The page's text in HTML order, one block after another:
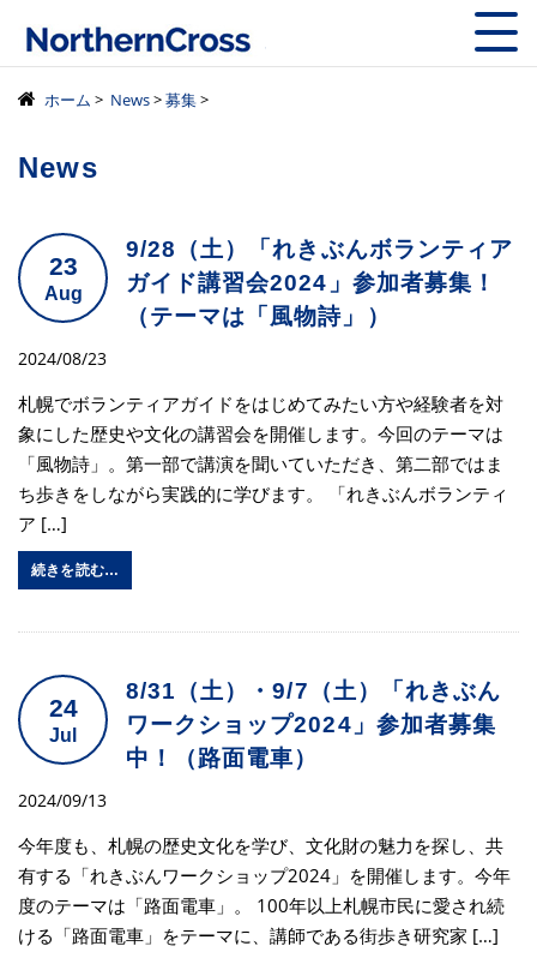
株式会社ノーザン
ホーム > News>募集>
News
23
Aug
9/28（土）「れきぶんボランティア
ガイド講習会2024」参加者募集！
（テーマは「風物詩」）
2024/08/23
札幌でボランティアガイドをはじめてみたい方や経験者を対
象にした歴史や文化の講習会を開催します。今回のテーマは
「風物詩」。第一部で講演を聞いていただき、第二部ではま
ち歩きをしながら実践的に学びます。 「れきぶんボランティ
ア […]
続きを読む…
24
Jul
8/31（土）・9/7（土）「れきぶん
ワークショップ2024」参加者募集
中！（路面電車）
2024/09/13
今年度も、札幌の歴史文化を学び、文化財の魅力を探し、共
有する「れきぶんワークショップ2024」を開催します。今年
度のテーマは「路面電車」。 100年以上札幌市民に愛され続
ける「路面電車」をテーマに、講師である街歩き研究家 […]